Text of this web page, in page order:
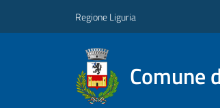
Regione Liguria
Comune